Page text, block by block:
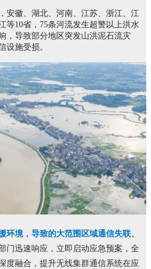
安徽、湖北、河南、江苏、浙江、江
等10省，75条河流发生超警以上洪水
，导致部分地区突发山洪泥石流灾
设施受损。
环境，导致的大范围区域通信失联、
门迅速响应，立即启动应急预案，全
度融合，提升无线集群通信系统在应